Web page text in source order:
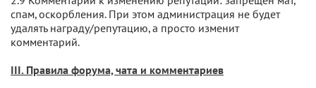
спам, оскорбления. При этом администрация не будет
удалять награду/репутацию, а просто изменит
комментарий.
III. Правила форума, чата и комментариев